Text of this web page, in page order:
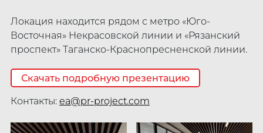
Локация находится рядом с метро «Юго-
Восточная» Некрасовской линии и «Рязанский
проспект» Таганско-Краснопресненской линии.
Скачать подробную презентацию
Контакты: ea@pr-project.com